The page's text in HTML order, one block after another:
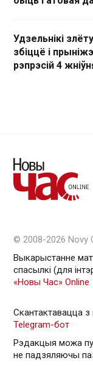
Удзельнікі
збіццё і
рэпрэсій 4
© 2008-2026 Novy
Выкарыстанне
спасылкі (для
«Новы Час» Online
Скантактавацца
Telegram-бот
Рэдакцыя можа
не падзяляючы